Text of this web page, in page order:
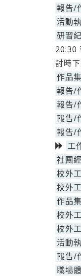
報告/
活動
研習
20:30
討時
作品集
報告/
報告/
報告/
報告/
工
社團
校外
校外
作品集
校外
校外
活動
報告/
職場